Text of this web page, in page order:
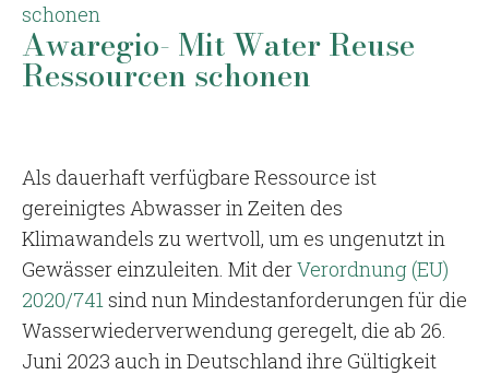
schonen
Awaregio- Mit Water Reuse
Ressourcen schonen
Als dauerhaft verfügbare Ressource ist
gereinigtes Abwasser in Zeiten des
Klimawandels zu wertvoll, um es ungenutzt in
Gewässer einzuleiten. Mit derVerordnung (EU)
2020/741sind nun Mindestanforderungen für die
Wasserwiederverwendung geregelt, die ab 26.
Juni 2023 auch in Deutschland ihre Gültigkeit